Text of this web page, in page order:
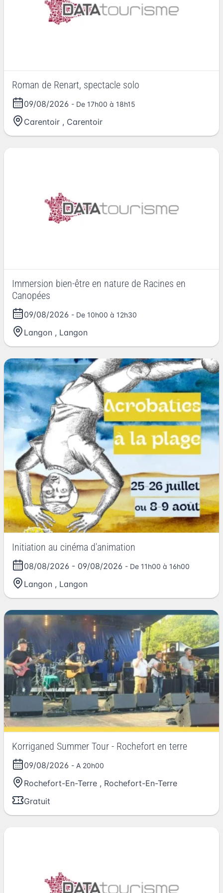
Roman de Renart, spectacle solo
09/08/2026 - De 17h00 à 18h15
Carentoir , Carentoir
Immersion bien-être en nature de Racines en
Canopées
09/08/2026 - De 10h00 à 12h30
Langon , Langon
Initiation au cinéma d'animation
08/08/2026 - 09/08/2026 - De 11h00 à 16h00
Langon , Langon
Korriganed Summer Tour - Rochefort en terre
09/08/2026 - A 20h00
Rochefort-En-Terre , Rochefort-En-Terre
Gratuit